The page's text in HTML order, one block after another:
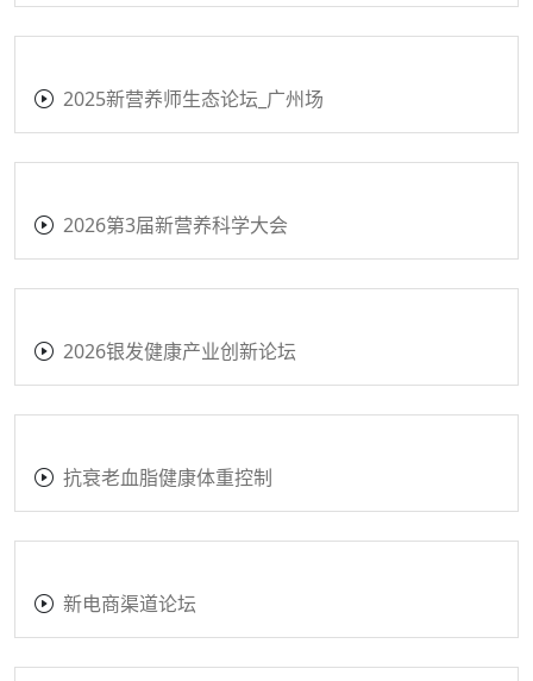
新营养新女性论坛
2026营养盒子嘉选评审会
新营养大会主会场
2025-2026新营养趋势大会
2025新营养师生态论坛_广州场